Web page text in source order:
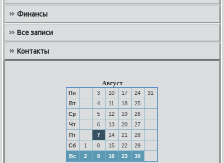
Финансы
Все записи
Контакты
Август
Пн 3 10 17 24
31
Вт
4 11 18
25
Ср
5 12 19
26
Чт
6 13 20
27
Пт
7 14 21
28
Сб
1 8 15 22
29
Вс
2 9 16 23 30